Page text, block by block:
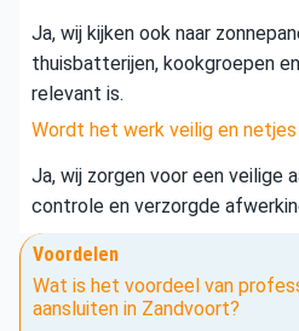
Ja, wij kijken ook naar
thuisbatterijen, kookgroepen
relevant is.
Wordt het werk veilig en
Ja, wij zorgen voor een veilige
controle en verzorgde
Voordelen
Wat is het voordeel van
aansluiten in Zandvoort?